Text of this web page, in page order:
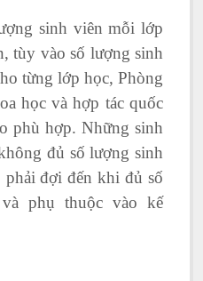
sinh viên mỗi lớp
tùy vào số lượng sinh
từng lớp học, Phòng
học và hợp tác quốc
phù hợp. Những sinh
đủ số lượng sinh
đợi đến khi đủ số
phụ thuộc vào kế